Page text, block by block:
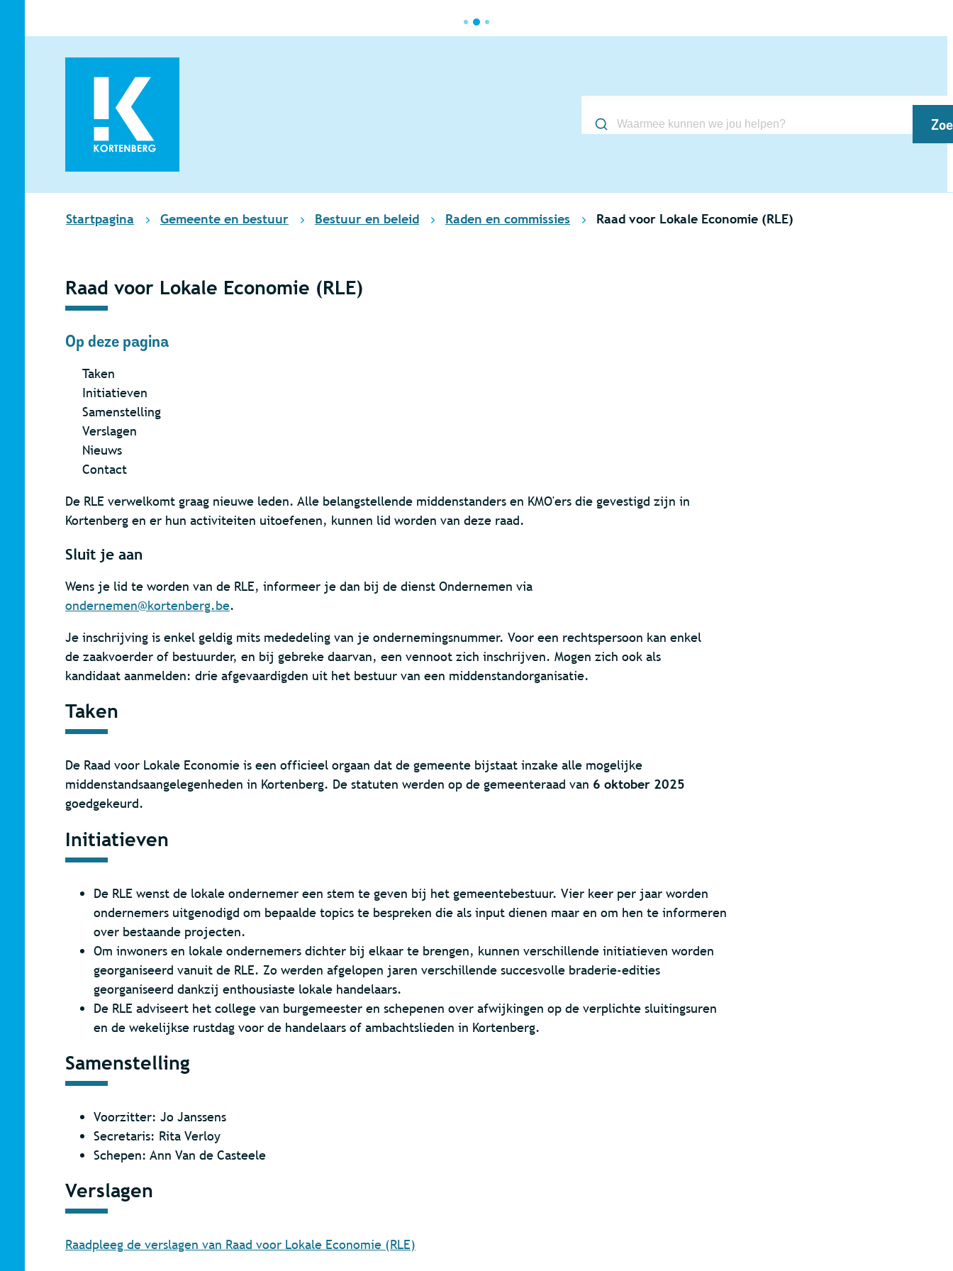
Waarmee kunnen we jou helpen?
Startpagina Gemeente en bestuur Bestuur en beleid Raden en commissies Raad voor Lokale Economie (RLE)
Raad voor Lokale Economie (RLE)
Op deze pagina
Taken
Initiatieven
Samenstelling
Verslagen
Nieuws
Contact
De RLE verwelkomt graag nieuwe leden. Alle belangstellende middenstanders en KMO'ers die gevestigd zijn in
Kortenberg en er hun activiteiten uitoefenen, kunnen lid worden van deze raad.
Sluit je aan
Wens je lid te worden van de RLE, informeer je dan bij de dienst Ondernemen via
ondernemen@kortenberg.be.
Je inschrijving is enkel geldig mits mededeling van je ondernemingsnummer. Voor een rechtspersoon kan enkel
de zaakvoerder of bestuurder, en bij gebreke daarvan, een vennoot zich inschrijven. Mogen zich ook als
kandidaat aanmelden: drie afgevaardigden uit het bestuur van een middenstandorganisatie.
Taken
De Raad voor Lokale Economie is een officieel orgaan dat de gemeente bijstaat inzake alle mogelijke
middenstandsaangelegenheden in Kortenberg. De statuten werden op de gemeenteraad van 6 oktober 2025
goedgekeurd.
Initiatieven
De RLE wenst de lokale ondernemer een stem te geven bij het gemeentebestuur. Vier keer per jaar worden
ondernemers uitgenodigd om bepaalde topics te bespreken die als input dienen maar en om hen te informeren
over bestaande projecten.
Om inwoners en lokale ondernemers dichter bij elkaar te brengen, kunnen verschillende initiatieven worden
georganiseerd vanuit de RLE. Zo werden afgelopen jaren verschillende succesvolle braderie-edities
georganiseerd dankzij enthousiaste lokale handelaars.
De RLE adviseert het college van burgemeester en schepenen over afwijkingen op de verplichte sluitingsuren
en de wekelijkse rustdag voor de handelaars of ambachtslieden in Kortenberg.
Samenstelling
Voorzitter: Jo Janssens
Secretaris: Rita Verloy
Schepen: Ann Van de Casteele
Verslagen
Raadpleeg de verslagen van Raad voor Lokale Economie (RLE)